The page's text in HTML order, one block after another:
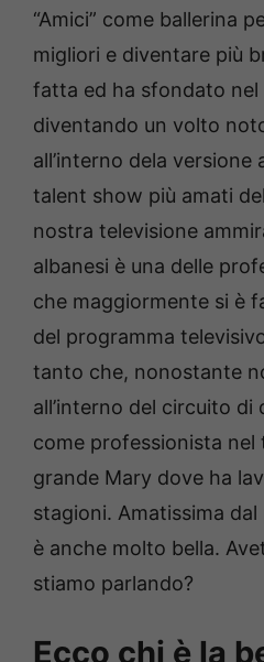
“Amici” come ballerina
migliori e diventare più
fatta ed ha sfondato nel
diventando un volto
all’interno dela versione
talent show più amati
nostra televisione
albanesi è una delle
che maggiormente si è
del programma
tanto che, nonostante
all’interno del circuito
come professionista nel
grande Mary dove ha
stagioni. Amatissima
è anche molto bella.
stiamo parlando?
Ecco chi è la